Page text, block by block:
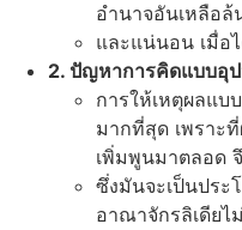
อำนาจอันเหลือล้
และแน่นอน เมื่อ
2. ปัญหาการคิดแบบอุป
การให้เหตุผลแบ
มากที่สุด เพราะ
เพิ่มพูนมาตลอด
ซึ่งมันจะเป็นประ
อาณาจักรลิเดียไ